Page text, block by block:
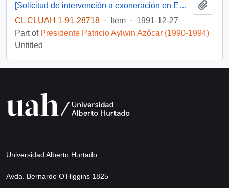
[Solicitud de intervención a exoneración en Embajada de Venezuela dirigida al Presidente Patricio Aylwin]
CL CLUAH 1-91-28718 · Item · 1991-12-27
Part of Presidente Patricio Aylwin Azócar (1990-1994)
Untitled
Universidad Alberto Hurtado
Avda. Bernardo O’Higgins 1825